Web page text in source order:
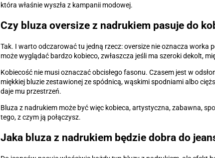
która właśnie wyszła z kampanii modowej.
Czy bluza oversize z nadrukiem pasuje do
Tak. I warto odczarować tu jedną rzecz: oversize nie oznacza
może wyglądać bardzo kobieco, zwłaszcza jeśli ma szeroki dekolt,
Kobiecość nie musi oznaczać obcisłego fasonu. Czasem jest w
miękkiej bluzie zestawionej ze spódnicą, wąskimi spodniami albo
daje mu przestrzeń.
Bluza z nadrukiem może być więc kobieca, artystyczna, zabawna,
tego, z czym ją połączysz.
Jaka bluza z nadrukiem będzie dobra do